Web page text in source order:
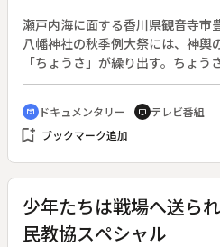
め、ウォースターに立ち向かう。
瀬戸内海に面する香川県観音寺市
八幡神社の秋季例大祭には、神輿
「ちょうさ」が繰り出す。ちょ
ほどの金糸刺繍が施されて、遠目
にも見える。◆ちょうさは豊浜町
が、このうちの一台が新調される
るのは縫箔師・小山幸雄さん。何
ゆく。一方では祭りに向けて、各
超すちょうさを担ぐ準備を進め
り」「担きじょう」「担きくらべ
うさ祭にかける人々の熱い心意気
cinematic_blur ドキュメンタリー tv テレビ番組
bookmark_add ブックマーク追加
少年たちは戦場へ送
民教協スペシャル